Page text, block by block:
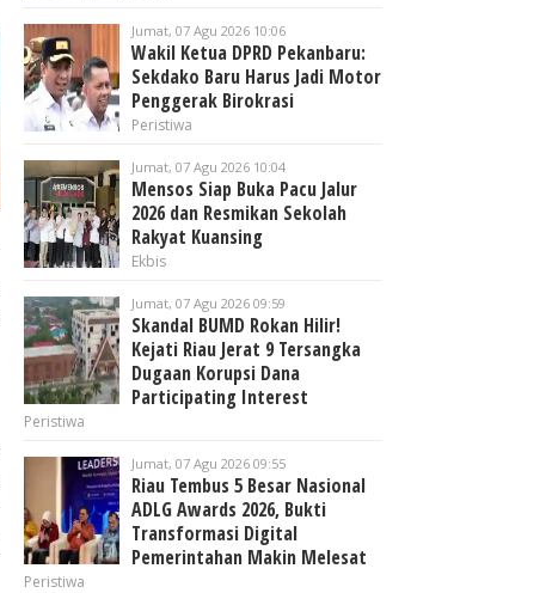
Jumat, 07 Agu 2026 10:06
Wakil Ketua DPRD Pekanbaru:
Sekdako Baru Harus Jadi Motor
Penggerak Birokrasi
Peristiwa
Jumat, 07 Agu 2026 10:04
Mensos Siap Buka Pacu Jalur
2026 dan Resmikan Sekolah
Rakyat Kuansing
Ekbis
Jumat, 07 Agu 2026 09:59
Skandal BUMD Rokan Hilir!
Kejati Riau Jerat 9 Tersangka
Dugaan Korupsi Dana
Participating Interest
Peristiwa
Jumat, 07 Agu 2026 09:55
Riau Tembus 5 Besar Nasional
ADLG Awards 2026, Bukti
Transformasi Digital
Pemerintahan Makin Melesat
Peristiwa